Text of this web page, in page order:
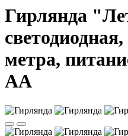
Гирлянда
метра,
АА